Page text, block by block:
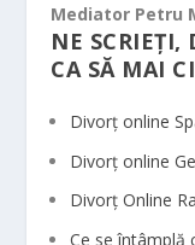
Mediator Petru
NE SCRIEȚI,
CA SĂ MAI
Divorț online
Divorț online
Divorț Online
Ce se întâmplă